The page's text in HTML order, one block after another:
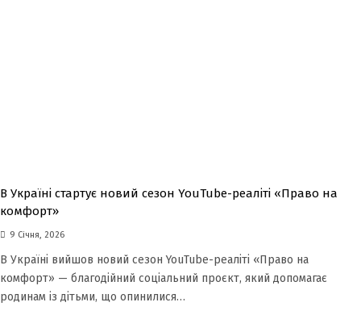
В Україні стартує новий сезон YouTube-реаліті «Право на
комфорт»
9 Січня, 2026
В Україні вийшов новий сезон YouTube-реаліті «Право на
комфорт» — благодійний соціальний проєкт, який допомагає
родинам із дітьми, що опинилися…